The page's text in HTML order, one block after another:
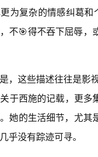
为复杂的情感纠葛
不🎯得不吞下屈辱
，这些描述往往是影
于西施的记载，更
她的生活细节，尤其
乎没有踪迹可寻。